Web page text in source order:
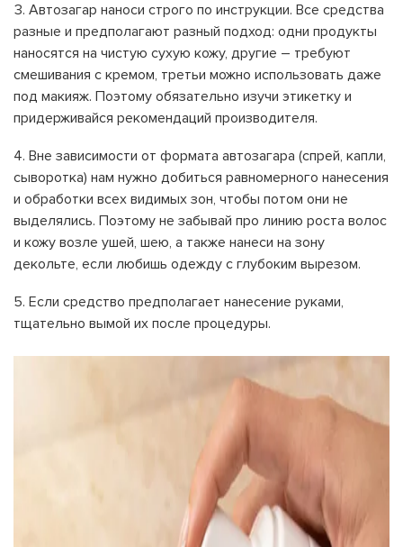
Автозагар наноси строго по инструкции. Все средства
разные и предполагают разный подход: одни продукты
наносятся на чистую сухую кожу, другие – требуют
смешивания с кремом, третьи можно использовать даже
под макияж. Поэтому обязательно изучи этикетку и
придерживайся рекомендаций производителя.
Вне зависимости от формата автозагара (спрей, капли,
сыворотка) нам нужно добиться равномерного нанесения
и обработки всех видимых зон, чтобы потом они не
выделялись. Поэтому не забывай про линию роста волос
и кожу возле ушей, шею, а также нанеси на зону
декольте, если любишь одежду с глубоким вырезом.
Если средство предполагает нанесение руками,
тщательно вымой их после процедуры.